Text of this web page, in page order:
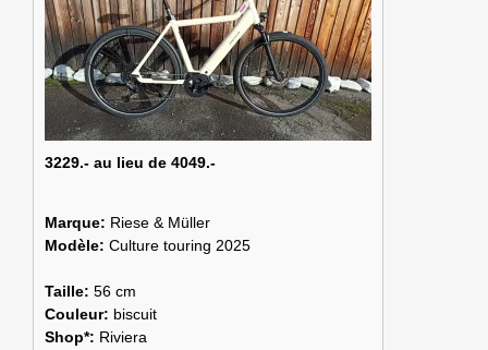
3229.- au lieu de 4049.-
Marque: Riese & Müller
Modèle: Culture touring 2025
Taille: 56 cm
Couleur: biscuit
Shop*: Riviera